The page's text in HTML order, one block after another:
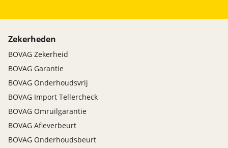
Zekerheden
BOVAG Zekerheid
BOVAG Garantie
BOVAG Onderhoudsvrij
BOVAG Import Tellercheck
BOVAG Omruilgarantie
BOVAG Afleverbeurt
BOVAG Onderhoudsbeurt